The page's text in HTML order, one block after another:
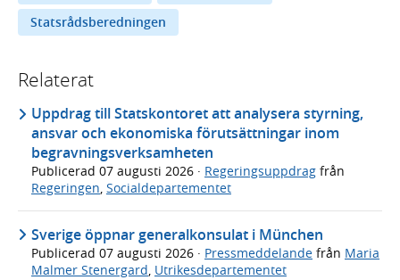
Statsrådsberedningen
Relaterat
Uppdrag till Statskontoret att analysera styrning,
ansvar och ekonomiska förutsättningar inom
begravningsverksamheten
Publicerad 07 augusti 2026 · Regeringsuppdrag från
Regeringen, Socialdepartementet
Sverige öppnar generalkonsulat i München
Publicerad 07 augusti 2026 · Pressmeddelande från Maria
Malmer Stenergard, Utrikesdepartementet